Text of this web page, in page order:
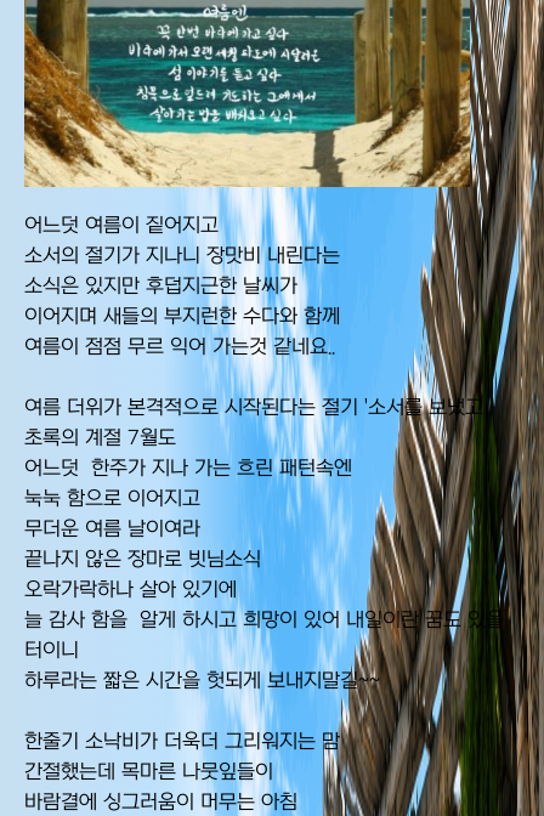
어느덧 여름이 짙어지고
소서의 절기가 지나니 장맛비 내린다는
소식은 있지만 후덥지근한 날씨가
이어지며 새들의 부지런한 수다와 함께
여름이 점점 무르 익어 가는것 같네요..
여름 더위가 본격적으로 시작된다는 절기 '소서를 보냈고
초록의 계절 7월도
어느덧 한주가 지나 가는 흐린 패턴속엔
눅눅 함으로 이어지고
무더운 여름 날이여라
끝나지 않은 장마로 빗님소식
오락가락하나 살아 있기에
늘 감사 함을 알게 하시고 희망이 있어 내일이란 꿈도 있을
터이니
하루라는 짧은 시간을 헛되게 보내지말길~~
한줄기 소낙비가 더욱더 그리워지는 맘
간절했는데 목마른 나뭇잎들이
바람결에 싱그러움이 머무는 아침